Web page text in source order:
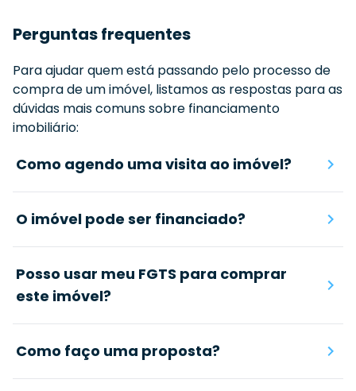
Perguntas frequentes
Para ajudar quem está passando pelo processo de
compra de um imóvel, listamos as respostas para as
dúvidas mais comuns sobre financiamento
imobiliário:
Como agendo uma visita ao imóvel?
O imóvel pode ser financiado?
Posso usar meu FGTS para comprar
este imóvel?
Como faço uma proposta?